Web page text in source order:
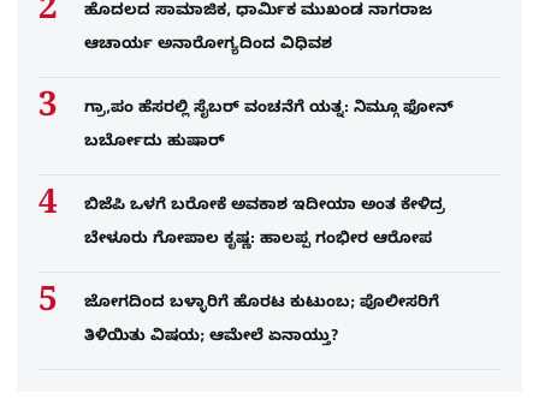
ಹೊದಲದ ಸಾಮಾಜಿಕ, ಧಾರ್ಮಿಕ ಮುಖಂಡ ನಾಗರಾಜ
ಆಚಾರ್ಯ ಅನಾರೋಗ್ಯದಿಂದ ವಿಧಿವಶ
ಗ್ರಾ,ಪಂ ಹೆಸರಲ್ಲಿ ಸೈಬ‌ರ್ ವಂಚನೆಗೆ ಯತ್ನ: ನಿಮ್ಗೂ ಫೋನ್​
ಬರ್ಬೋದು ಹುಷಾರ್​​
ಬಿಜೆಪಿ ಒಳಗೆ ಬರೋಕೆ ಅವಕಾಶ ಇದೀಯಾ ಅಂತ ಕೇಳಿದ್ರ
ಬೇಳೂರು ಗೋಪಾಲ ಕೃಷ್ಣ: ಹಾಲಪ್ಪ ಗಂಭೀರ ಆರೋಪ
ಜೋಗದಿಂದ ಬಳ್ಳಾರಿಗೆ ಹೊರಟ ಕುಟುಂಬ; ಪೊಲೀಸರಿಗೆ
ತಿಳಿಯಿತು ವಿಷಯ; ಆಮೇಲೆ ಏನಾಯ್ತು?